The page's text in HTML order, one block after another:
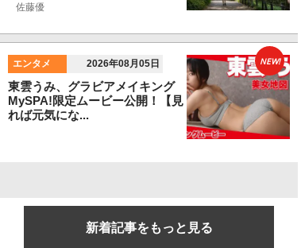
佐藤優
エンタメ 2026年08月05日
東雲うみ、グラビアメイキング
MySPA!限定ムービー公開！【見
れば元気にな...
NEW!
新着記事をもっと見る